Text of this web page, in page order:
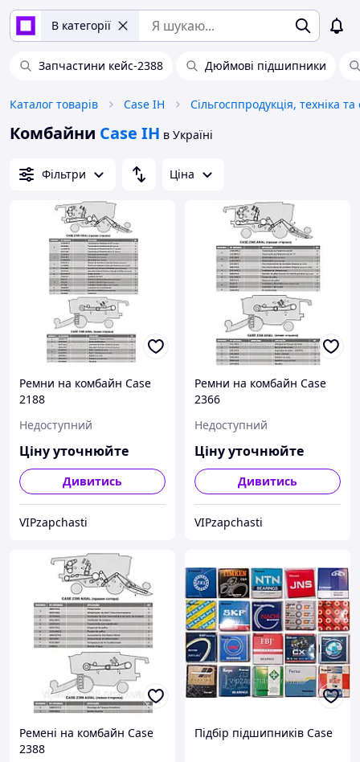
В категорії
Запчастини кейс-2388 Дюймові підшипники
Каталог товарів Case IH
Комбайни Case IH в Україні
Фільтри Ціна
Ремни на комбайн Case
2188
Недоступний
Ціну уточнюйте
Дивитись
VIPzapchasti
Ремни на комбайн Case
2366
Недоступний
Ціну уточнюйте
Дивитись
VIPzapchasti
Ремені на комбайн Case
2388
Підбір підшипників Case